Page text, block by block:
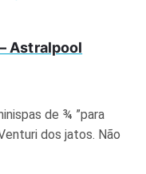
Astralpool
de ¾ ”para
dos jatos. Não